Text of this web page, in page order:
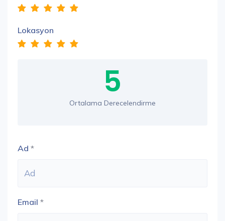
Lokasyon
5
Ortalama Derecelendirme
Ad *
Email *